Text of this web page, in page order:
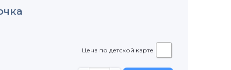
Цена по детской карте